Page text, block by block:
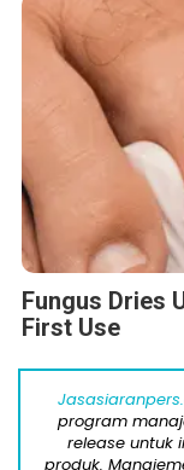
Fungus Dries
First Use
program
release untuk
produk.